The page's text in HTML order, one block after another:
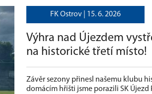
FK Ostrov | 15. 6. 2026
Výhra nad Újezdem
na historické třetí místo!
Závěr sezony přinesl našemu klubu
domácím hřišti jsme porazili SK Újezd